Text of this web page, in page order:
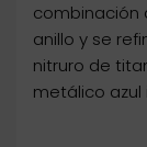
combinación
anillo y se
nitruro de
metálico